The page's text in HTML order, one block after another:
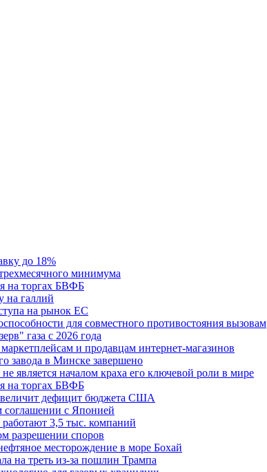
до 18%
минимума
на торгах БВФБ
на галлий
на рынок ЕС
для совместного противостояния вызовам
газа с 2026 года
и продавцам интернет-магазинов
завода в Минске завершено
является началом краха его ключевой роли в мире
на торгах БВФБ
дефицит бюджета США
соглашении с Японией
3,5 тыс. компаний
разрешении споров
месторождение в море Бохай
на треть из-за пошлин Трампа